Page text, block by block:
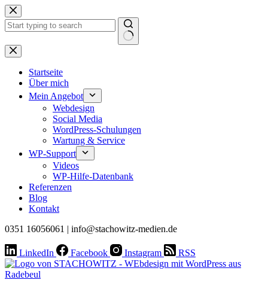
Zum
Inhalt
springen
Keine
Ergebnisse
Startseite
Über mich
Mein Angebot
Webdesign
Social Media
WordPress-Schulungen
Wartung & Service
WP-Support
Videos
WP-Hilfe-Datenbank
Referenzen
Blog
Kontakt
0351 16056061 | info@stachowitz-medien.de
LinkedIn Facebook Instagram RSS